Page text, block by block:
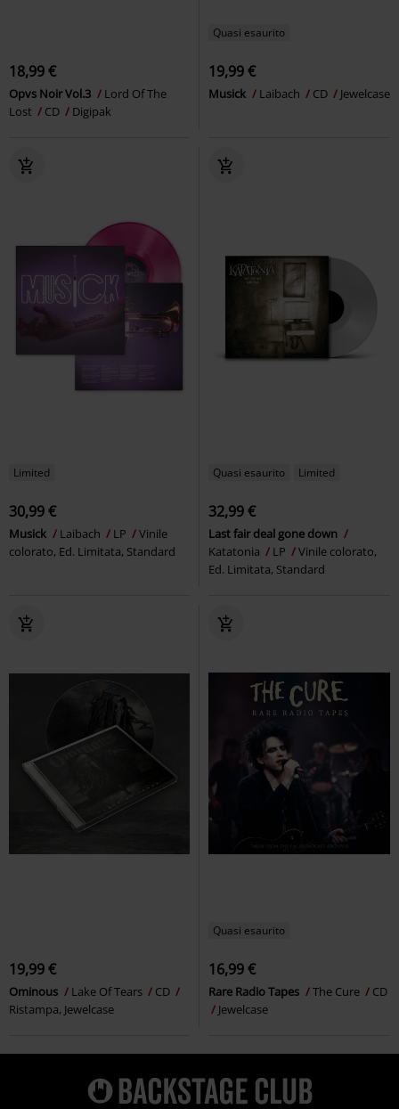
18,99 €
Opvs Noir Vol.3
Lord Of The
Lost
CD Digipak
Quasi esaurito
19,99 €
Musick Laibach CD Jewelcase
Limited
30,99 €
Musick Laibach LP
Vinile
colorato, Ed. Limitata, Standard
Quasi esaurito Limited
32,99 €
Last fair deal gone down
Katatonia
LP
Vinile colorato,
Ed. Limitata, Standard
19,99 €
Ominous Lake Of Tears
CD
Ristampa, Jewelcase
Quasi esaurito
16,99 €
Rare Radio Tapes The Cure
CD
Jewelcase